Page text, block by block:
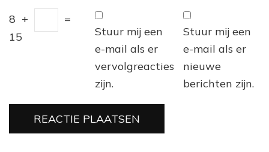
8 +
=
15
Stuur mij een
e-mail als er
vervolgreacties
zijn.
Stuur mij een
e-mail als er
nieuwe
berichten zijn.